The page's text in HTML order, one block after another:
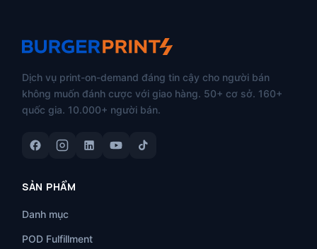
Dịch vụ print-on-demand đáng tin cậy cho người bán
không muốn đánh cược với giao hàng. 50+ cơ sở. 160+
quốc gia. 10.000+ người bán.
SẢN PHẨM
Danh mục
POD Fulfillment